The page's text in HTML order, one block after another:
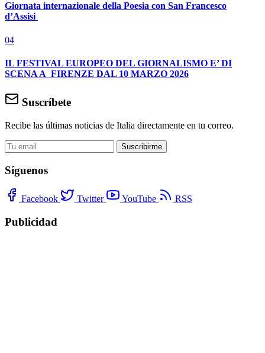
Giornata internazionale della Poesia con San Francesco
d’Assisi
04
IL FESTIVAL EUROPEO DEL GIORNALISMO E’ DI
SCENA A FIRENZE DAL 10 MARZO 2026
Suscríbete
Recibe las últimas noticias de Italia directamente en tu correo.
Suscribirme
Síguenos
Facebook Twitter YouTube RSS
Publicidad